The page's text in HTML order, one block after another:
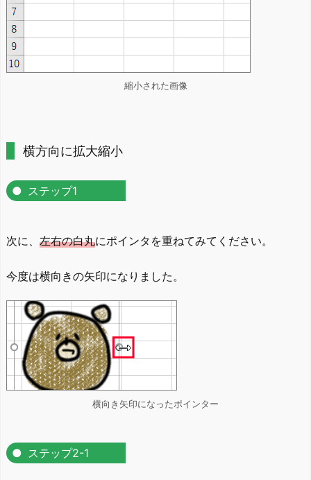
縮小された画像
横方向に拡大縮小
ステップ1
次に、 左右の白丸にポインタを重ねてみてください。
今度は横向きの矢印になりました。
横向き矢印になったポインター
ステップ2-1